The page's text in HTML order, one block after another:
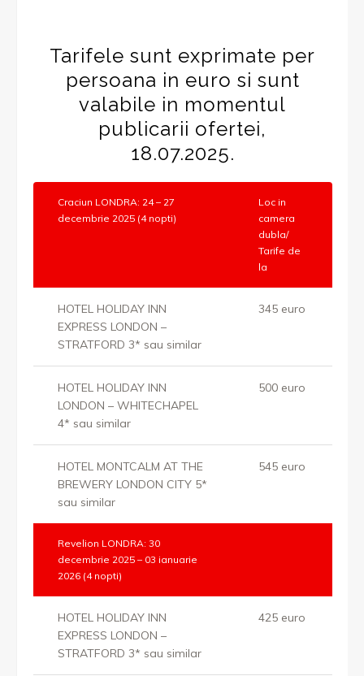
Tarifele sunt exprimate per
persoana in euro si sunt
valabile in momentul
publicarii ofertei,
18.07.2025.
Craciun LONDRA: 24 – 27
decembrie 2025 (4 nopti)
Loc in
camera
dubla/
Tarife de
la
HOTEL HOLIDAY INN
EXPRESS LONDON –
STRATFORD 3* sau similar
345 euro
HOTEL HOLIDAY INN
LONDON – WHITECHAPEL
4* sau similar
500 euro
HOTEL MONTCALM AT THE
BREWERY LONDON CITY 5*
sau similar
545 euro
Revelion LONDRA: 30
decembrie 2025 – 03 ianuarie
2026 (4 nopti)
HOTEL HOLIDAY INN
EXPRESS LONDON –
STRATFORD 3* sau similar
425 euro